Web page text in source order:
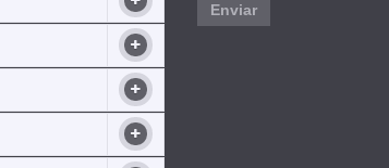
Enviar